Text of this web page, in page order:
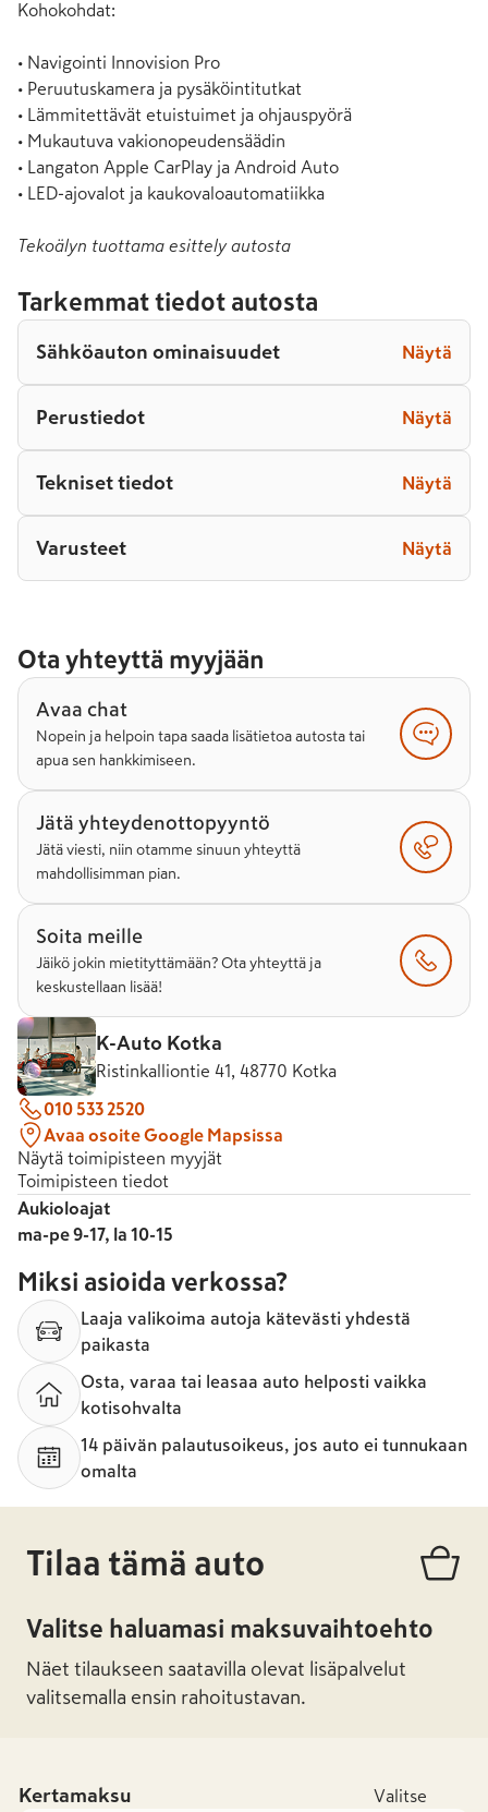
Kohokohdat:
• Navigointi Innovision Pro
• Peruutuskamera ja pysäköintitutkat
• Lämmitettävät etuistuimet ja ohjauspyörä
• Mukautuva vakionopeudensäädin
• Langaton Apple CarPlay ja Android Auto
• LED-ajovalot ja kaukovaloautomatiikka
Tekoälyn tuottama esittely autosta
Tarkemmat tiedot autosta
Sähköauton ominaisuudet Näytä
Perustiedot Näytä
Tekniset tiedot Näytä
Varusteet Näytä
Ota yhteyttä myyjään
Avaa chat
Nopein ja helpoin tapa saada lisätietoa autosta tai
apua sen hankkimiseen.
Jätä yhteydenottopyyntö
Jätä viesti, niin otamme sinuun yhteyttä
mahdollisimman pian.
Soita meille
Jäikö jokin mietityttämään? Ota yhteyttä ja
keskustellaan lisää!
K-Auto Kotka
Ristinkalliontie 41, 48770 Kotka
010 533 2520
Avaa osoite Google Mapsissa
Näytä toimipisteen myyjät
Toimipisteen tiedot
Aukioloajat
ma-pe 9-17, la 10-15
Miksi asioida verkossa?
Laaja valikoima autoja kätevästi yhdestä
paikasta
Osta, varaa tai leasaa auto helposti vaikka
kotisohvalta
14 päivän palautusoikeus, jos auto ei tunnukaan
omalta
Tilaa tämä auto
Valitse haluamasi maksuvaihtoehto
Näet tilaukseen saatavilla olevat lisäpalvelut
valitsemalla ensin rahoitustavan.
Kertamaksu Valitse